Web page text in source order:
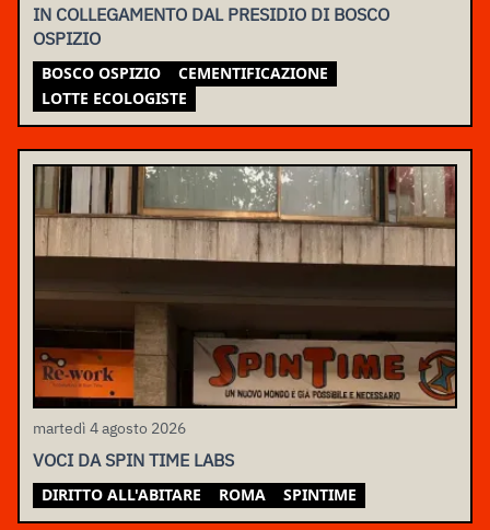
IN COLLEGAMENTO DAL PRESIDIO DI BOSCO
OSPIZIO
BOSCO OSPIZIO
CEMENTIFICAZIONE
LOTTE ECOLOGISTE
martedì 4 agosto 2026
VOCI DA SPIN TIME LABS
DIRITTO ALL'ABITARE ROMA SPINTIME